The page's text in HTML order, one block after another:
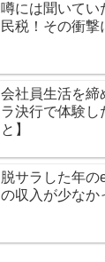
噂には聞いてい
民税！その衝撃
会社員生活を締
ラ決行で体験し
と】
脱サラした年の
の収入が少なか